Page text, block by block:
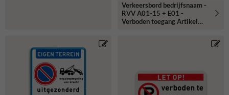
Verkeersbord bedrijfsnaam -
RVV A01-15 + E01 -
Verboden toegang Artikel